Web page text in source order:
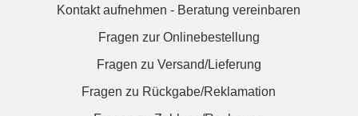
Kontakt aufnehmen - Beratung vereinbaren
Fragen zur Onlinebestellung
Fragen zu Versand/Lieferung
Fragen zu Rückgabe/Reklamation